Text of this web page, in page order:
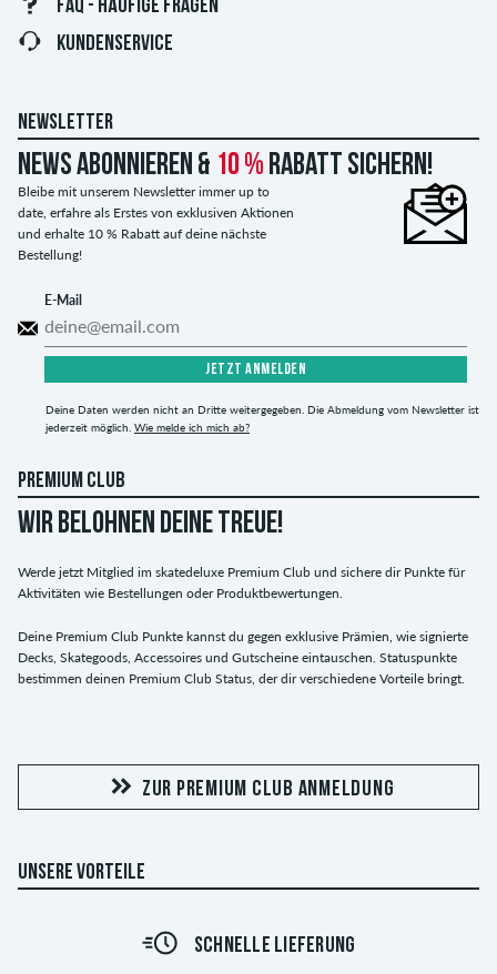
FAQ - HÄUFIGE FRAGEN
KUNDENSERVICE
NEWSLETTER
News abonnieren & 10 % Rabatt sichern!
Bleibe mit unserem Newsletter immer up to
date, erfahre als Erstes von exklusiven Aktionen
und erhalte 10 % Rabatt auf deine nächste
Bestellung!
E-Mail
JETZT ANMELDEN
Deine Daten werden nicht an Dritte weitergegeben. Die Abmeldung vom Newsletter ist
jederzeit möglich. Wie melde ich mich ab?
PREMIUM CLUB
WIR BELOHNEN DEINE TREUE!
Werde jetzt Mitglied im skatedeluxe Premium Club und sichere dir Punkte für
Aktivitäten wie Bestellungen oder Produktbewertungen.
Deine Premium Club Punkte kannst du gegen exklusive Prämien, wie signierte
Decks, Skategoods, Accessoires und Gutscheine eintauschen. Statuspunkte
bestimmen deinen Premium Club Status, der dir verschiedene Vorteile bringt.
ZUR PREMIUM CLUB ANMELDUNG
UNSERE VORTEILE
SCHNELLE LIEFERUNG